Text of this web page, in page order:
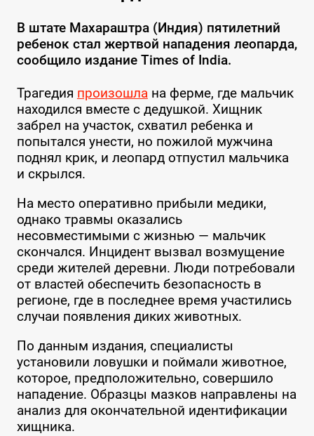
В штате Махараштра (Индия) пятилетний
ребенок стал жертвой нападения леопарда,
сообщило издание Times of India.
Трагедия произошлана ферме, где мальчик
находился вместе с дедушкой. Хищник
забрел на участок, схватил ребенка и
попытался унести, но пожилой мужчина
поднял крик, и леопард отпустил мальчика
и скрылся.
На место оперативно прибыли медики,
однако травмы оказались
несовместимыми с жизнью — мальчик
скончался. Инцидент вызвал возмущение
среди жителей деревни. Люди потребовали
от властей обеспечить безопасность в
регионе, где в последнее время участились
случаи появления диких животных.
По данным издания, специалисты
установили ловушки и поймали животное,
которое, предположительно, совершило
нападение. Образцы мазков направлены на
анализ для окончательной идентификации
хищника.